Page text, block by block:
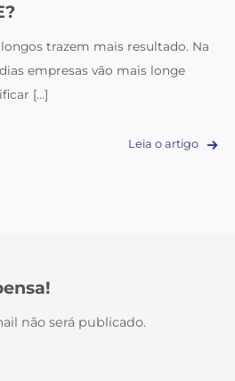
trazem mais resultado. Na
empresas vão mais longe
[...]
Leia o artigo
não será publicado.